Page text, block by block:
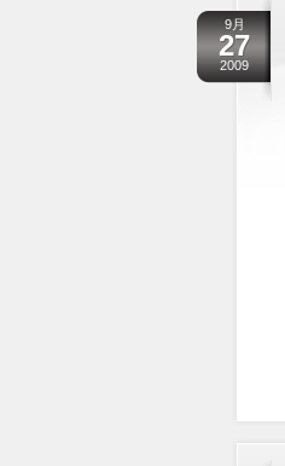
9月
27
2009